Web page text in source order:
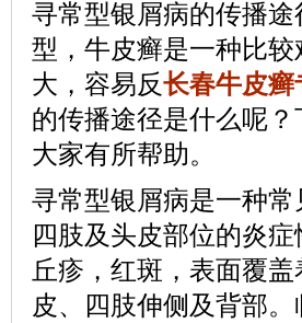
寻常型银屑病的传播
型，牛皮癣是一种比
大，容易反长春牛皮癣
的传播途径是什么呢
大家有所帮助。
寻常型银屑病是一种
四肢及头皮部位的炎
丘疹，红斑，表面覆
皮、四肢伸侧及背部